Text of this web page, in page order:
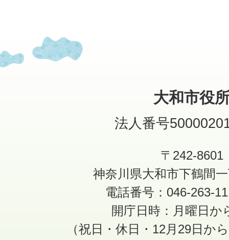
大和市役
法人番号
〒242-8601
神奈川県大和市下鶴間
電話番号：046-263-
開庁日時：月曜日か
（祝日・休日・12月29日か